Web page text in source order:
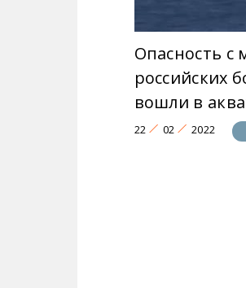
Опасность с
российских
вошли в
22 02 2022